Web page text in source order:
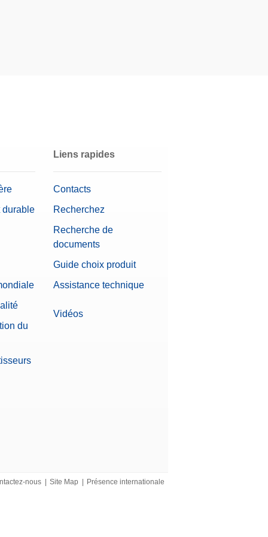
durable
du
Liens rapides
Contacts
Recherchez
Recherche de
documents
Guide choix produit
Assistance technique
Vidéos
nous Site Map Présence internationale